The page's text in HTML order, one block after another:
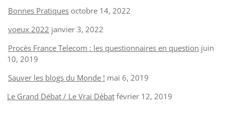
Bonnes Pratiques octobre 14, 2022
voeux 2022 janvier 3, 2022
Procès France Telecom : les questionnaires en question juin
10, 2019
Sauver les blogs du Monde ! mai 6, 2019
Le Grand Débat / Le Vrai Débat février 12, 2019